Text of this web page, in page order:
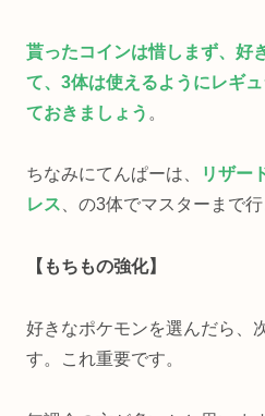
貰ったコインは惜しまず、好
て、3体は使えるようにレギ
ておきましょう 。
ちなみにてんぱーは、 リザー
レス 、の3体でマスターまで行
【もちもの強化】
好きなポケモンを選んだら、
す。これ重要です。